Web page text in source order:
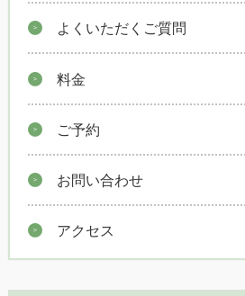
よくいただくご質問
料金
ご予約
お問い合わせ
アクセス